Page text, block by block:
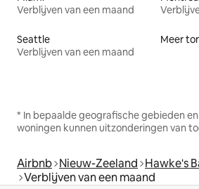
Verblijven van een maand
Seattle
Verblijven van een maand
Meer
* In bepaalde geografische gebieden
woningen kunnen uitzonderingen van
Airbnb Nieuw-Zeeland Hawke's
Verblijven van een maand